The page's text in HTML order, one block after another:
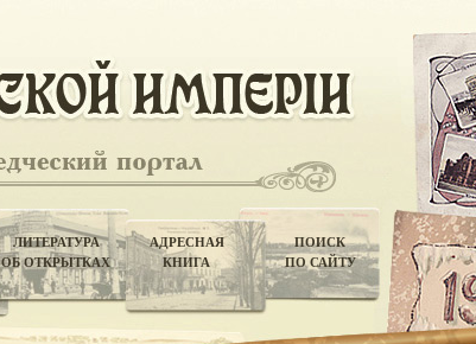
ЛИТЕРАТУРА
ОБ ОТКРЫТКАХ
АДРЕСНАЯ
КНИГА
ПОИСК
ПО САЙТУ